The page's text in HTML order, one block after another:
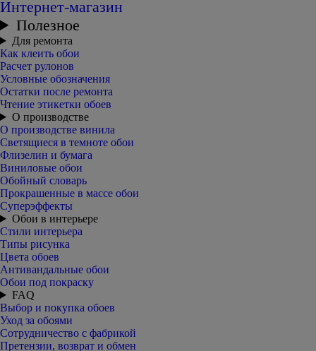
Интернет-магазин
Полезное
Для ремонта
Как клеить обои
Расчет рулонов
Условные обозначения
Остатки после ремонта
Чтение этикетки обоев
О производстве
О производстве винила
Светящиеся в темноте обои
Флизелин и бумага
Виниловые обои
Обойный словарь
Прокрашенные в массе обои
Суперэффекты
Обои в интерьере
Стили интерьера
Типы рисунка
Цвета обоев
Антивандальные обои
Обои под покраску
FAQ
Выбор и покупка обоев
Уход за обоями
Сотрудничество с фабрикой
Претензии, возврат и обмен